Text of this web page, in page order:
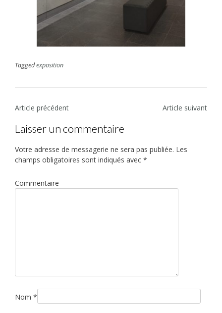
Taggedexposition
N
a
v
i
g
a
t
l
a
Article précédent Article suivant
Laisser un commentaire
Votre adresse de messagerie ne sera pas publiée. Les
champs obligatoires sont indiqués avec *
Commentaire
Nom *